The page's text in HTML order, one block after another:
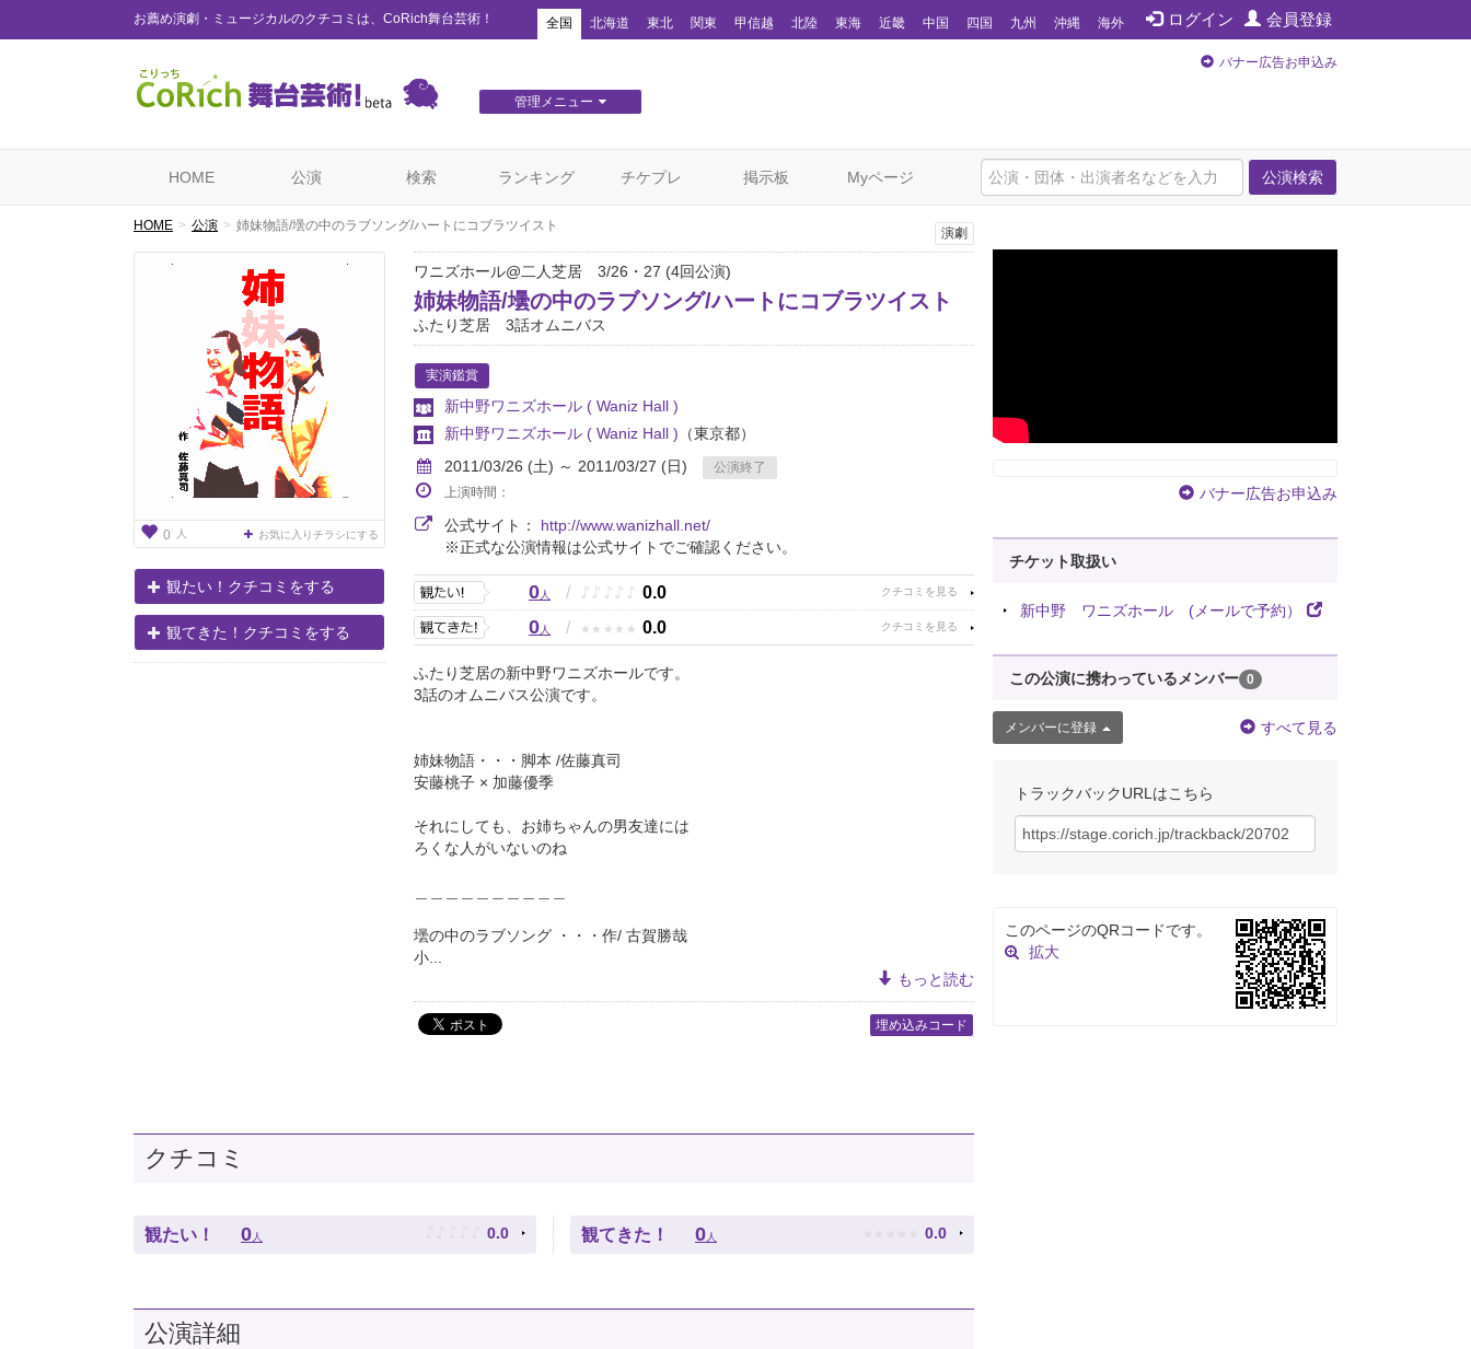
お薦め演劇・ミュージカルのクチコミは、CoRich舞台芸術！ ログイン 会員登録
全国 北海道 東北 関東 甲信越 北陸 東海 近畿 中国 四国 九州 沖縄 海外
管理メニュー
バナー広告お申込み
公演検索
HOME 公演 検索 ランキング チケプレ 掲示板 Myページ
HOME 公演 姉妹物語/壜の中のラブソング/ハートにコブラツイスト
0 人 お気に入りチラシにする
観たい！クチコミをする
観てきた！クチコミをする
演劇
ワニズホール@二人芝居 3/26・27 (4回公演)
姉妹物語/壜の中のラブソング/ハートにコブラツイスト
ふたり芝居 3話オムニバス
実演鑑賞
新中野ワニズホール ( Waniz Hall )
新中野ワニズホール ( Waniz Hall ) （東京都）
2011/03/26 (土) ～ 2011/03/27 (日)
公演終了
上演時間：
公式サイト： http://www.wanizhall.net/
※正式な公演情報は公式サイトでご確認ください。
0人 / ♪ ♪ ♪ ♪ ♪ 0.0
0人 / ★ ★ ★ ★ ★ 0.0
ふたり芝居の新中野ワニズホールです。
3話のオムニバス公演です。
姉妹物語・・・脚本 /佐藤真司
安藤桃子 × 加藤優季
それにしても、お姉ちゃんの男友達には
ろくな人がいないのね
壜の中のラブソング ・・・作/ 古賀勝哉
小...
もっと読む
埋め込みコード
クチコミ
観たい！ 0 人 ♪ ♪ ♪ ♪ ♪ 0.0 観てきた！ 0 人 ★ ★ ★ ★ ★ 0.0
公演詳細
バナー広告お申込み
チケット取扱い
新中野 ワニズホール (メールで予約）
この公演に携わっているメンバー 0
メンバーに登録 すべて見る
トラックバックURLはこちら
このページのQRコードです。
拡大